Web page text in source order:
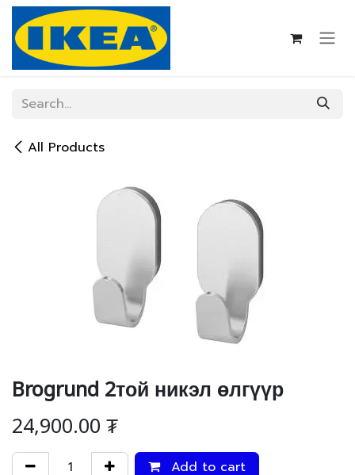
Skip to Content
All Products
Brogrund 2той никэл өлгүүр
24,900.00₮
Add to cart